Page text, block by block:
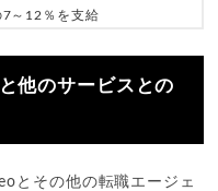
7～12％を支給
他のサービスとの
とその他の転職エージェ